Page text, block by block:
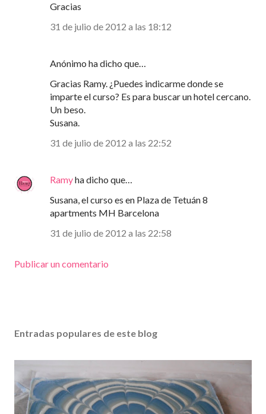
Gracias
31 de julio de 2012 a las 18:12
Anónimo ha dicho que…
Gracias Ramy. ¿Puedes indicarme donde se
imparte el curso? Es para buscar un hotel cercano.
Un beso.
Susana.
31 de julio de 2012 a las 22:52
Ramyha dicho que…
Susana, el curso es en Plaza de Tetuán 8
apartments MH Barcelona
31 de julio de 2012 a las 22:58
Publicar un comentario
Entradas populares de este blog